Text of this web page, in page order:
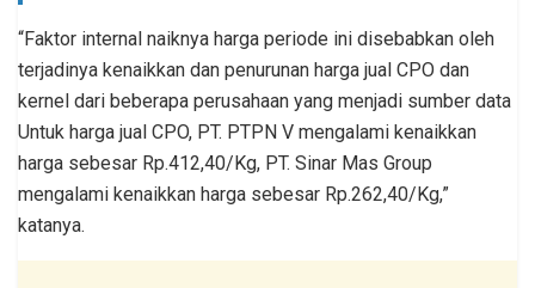
“Faktor internal naiknya harga periode ini disebabkan oleh
terjadinya kenaikkan dan penurunan harga jual CPO dan
kernel dari beberapa perusahaan yang menjadi sumber data
Untuk harga jual CPO, PT. PTPN V mengalami kenaikkan
harga sebesar Rp.412,40/Kg, PT. Sinar Mas Group
mengalami kenaikkan harga sebesar Rp.262,40/Kg,”
katanya.